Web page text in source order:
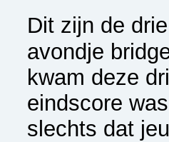
Dit zijn de
avondje
kwam deze
eindscore
slechts dat